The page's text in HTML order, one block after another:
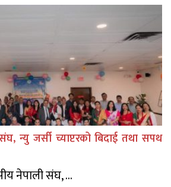
न्यु जर्सी च्याप्टरको बिदाई तथा सपथ
नेपाली संघ, ...